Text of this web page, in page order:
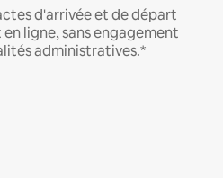
d'arrivée et de départ
ligne, sans engagement
administratives.*